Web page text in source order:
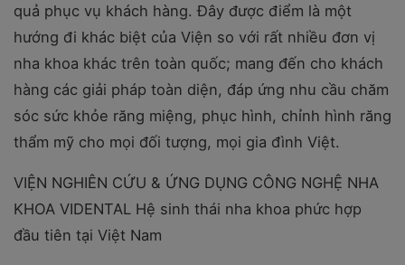
quả phục vụ khách hàng. Đây được điểm là một
hướng đi khác biệt của Viện so với rất nhiều đơn vị
nha khoa khác trên toàn quốc; mang đến cho khách
hàng các giải pháp toàn diện, đáp ứng nhu cầu chăm
sóc sức khỏe răng miệng, phục hình, chỉnh hình răng
thẩm mỹ cho mọi đối tượng, mọi gia đình Việt.
VIỆN NGHIÊN CỨU & ỨNG DỤNG CÔNG NGHỆ NHA
KHOA VIDENTAL Hệ sinh thái nha khoa phức hợp
đầu tiên tại Việt Nam